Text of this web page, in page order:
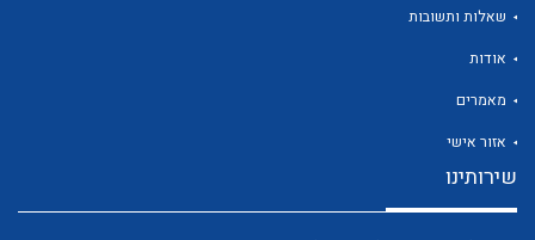
שאלות ותשובות
אודות
מאמרים
אזור אישי
שירותינו